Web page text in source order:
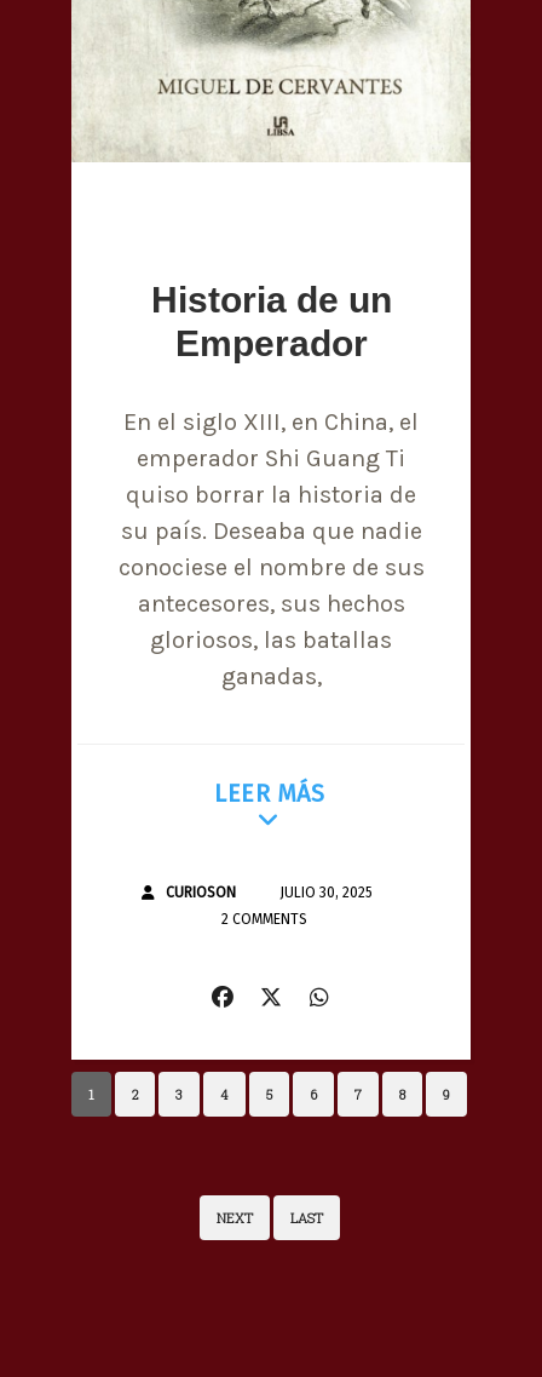
Historia de un
Emperador
En el siglo XIII, en China, el
emperador Shi Guang Ti
quiso borrar la historia de
su país. Deseaba que nadie
conociese el nombre de sus
antecesores, sus hechos
gloriosos, las batallas
ganadas,
LEER MÁS
CURIOSON
JULIO 30, 2025
2 COMMENTS
1 2 3 4 5 6 7 8 9
NEXT LAST